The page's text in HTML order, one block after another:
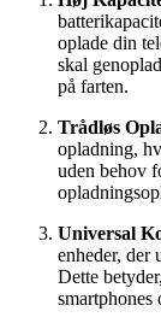
oplade din
skal
på farten.
Trådløs
opladning,
uden behov
Universal
enheder, der
Dette
smartphones